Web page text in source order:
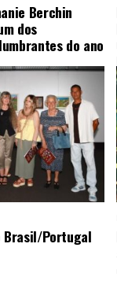
Berchin
dos
do ano
Brasil/Portugal